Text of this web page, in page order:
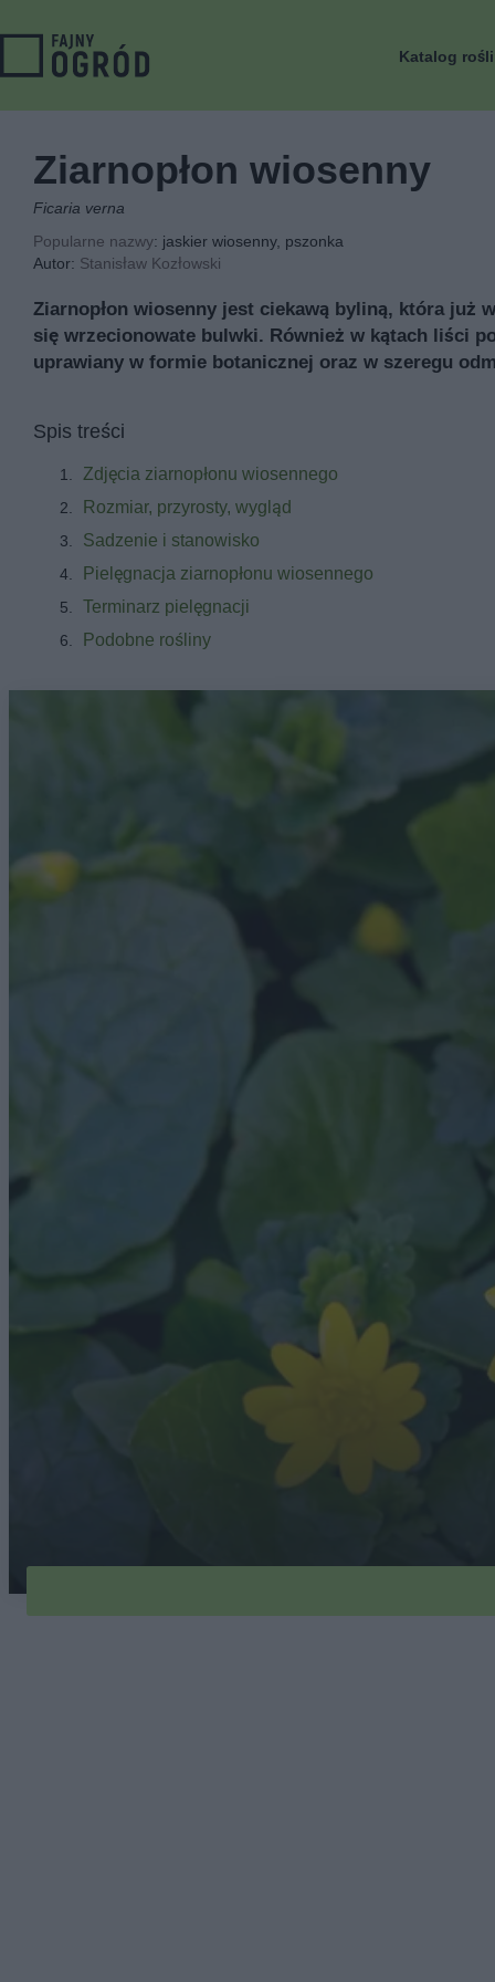
Katalog
Ziarnopłon wiosenny
Ficaria verna
Popularne nazwy: jaskier wiosenny, pszonka
Autor: Stanisław Kozłowski
Ziarnopłon wiosenny jest ciekawą byliną, która już
się wrzecionowate bulwki. Również w kątach liści
uprawiany w formie botanicznej oraz w szeregu
Spis treści
Zdjęcia ziarnopłonu wiosennego
Rozmiar, przyrosty, wygląd
Sadzenie i stanowisko
Pielęgnacja ziarnopłonu wiosennego
Terminarz pielęgnacji
Podobne rośliny